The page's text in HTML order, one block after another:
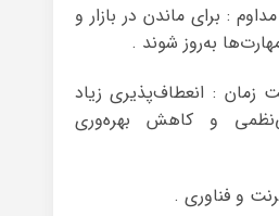
: برای ماندن در بازار و
به‌روز شوند .
زمان : انعطاف‌پذیری زیاد
و کاهش بهره‌وری